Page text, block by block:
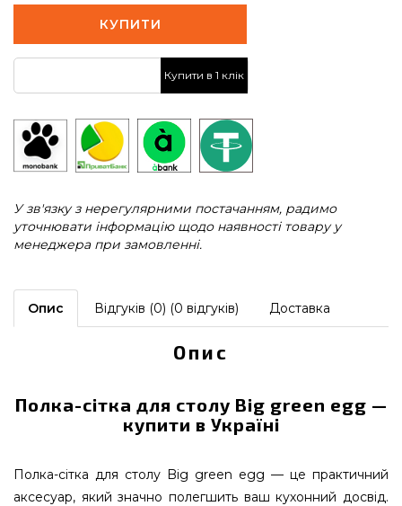
КУПИТИ
Купити в 1 клік
У зв'язку з нерегулярними постачанням, радимо
уточнювати інформацію щодо наявності товару у
менеджера при замовленні.
Опис Відгуків (0) (0 відгуків) Доставка
Опис
Полка-сітка для столу Big green egg —
купити в Україні
Полка-сітка для столу Big green egg — це практичний
аксесуар, який значно полегшить ваш кухонний досвід.